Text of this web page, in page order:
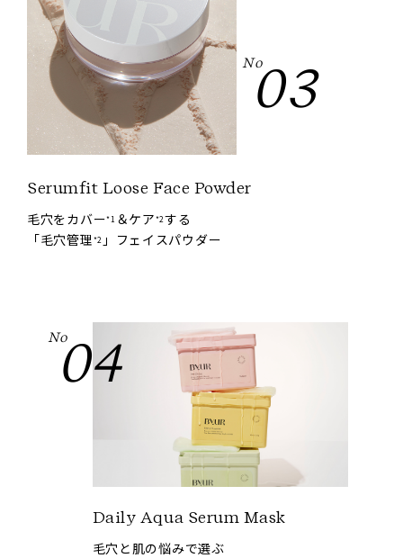
No03
Serumfit Loose Face Powder
毛穴をカバー*1 ＆ケア*2する
「毛穴管理*2 」フェイスパウダー
No04
Daily Aqua Serum Mask
毛穴と肌の悩みで選ぶ